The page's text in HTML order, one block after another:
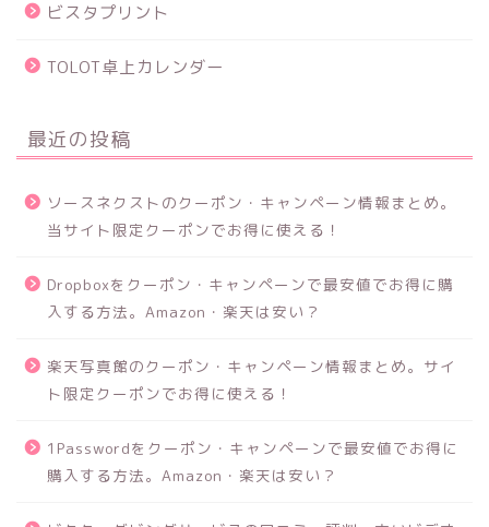
ビスタプリント
TOLOT卓上カレンダー
最近の投稿
ソースネクストのクーポン・キャンペーン情報まとめ。
当サイト限定クーポンでお得に使える！
Dropboxをクーポン・キャンペーンで最安値でお得に購
入する方法。Amazon・楽天は安い？
楽天写真館のクーポン・キャンペーン情報まとめ。サイ
ト限定クーポンでお得に使える！
1Passwordをクーポン・キャンペーンで最安値でお得に
購入する方法。Amazon・楽天は安い？